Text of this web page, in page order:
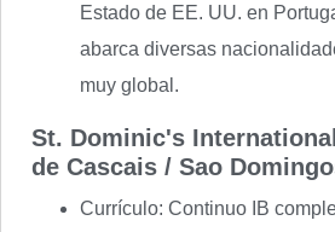
Estado de EE. UU. en
abarca diversas
muy global.
St. Dominic's
de Cascais / Sao
Currículo: Continuo IB